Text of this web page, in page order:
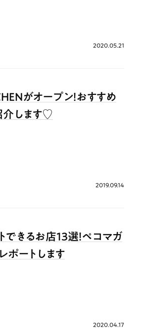
2020.05.21
がオープン！おすすめ
介します♡
2019.09.14
できるお店13選！ペコマガ
ポートします
2020.04.17